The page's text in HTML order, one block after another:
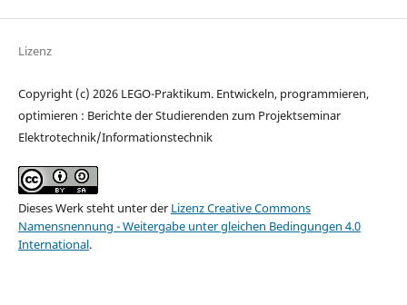
Lizenz
Copyright (c) 2026 LEGO-Praktikum. Entwickeln, programmieren,
optimieren : Berichte der Studierenden zum Projektseminar
Elektrotechnik/Informationstechnik
Dieses Werk steht unter der Lizenz Creative Commons
Namensnennung - Weitergabe unter gleichen Bedingungen 4.0
International.